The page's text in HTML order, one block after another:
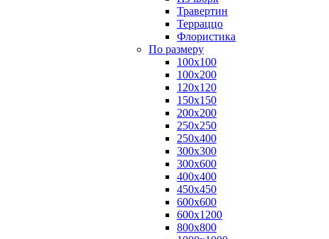
Травертин
Терраццо
Флористика
По размеру
100х100
100х200
120х120
150х150
200х200
250х250
250х400
300х300
300х600
400х400
450х450
600х600
600х1200
800х800